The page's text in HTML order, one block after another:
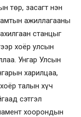
төр, засагт нэн
ажиллагааны
станцыг
хоёр улсын
Унгар Улсын
харилцаа,
талын хүч
сэтгэл
хоорондын